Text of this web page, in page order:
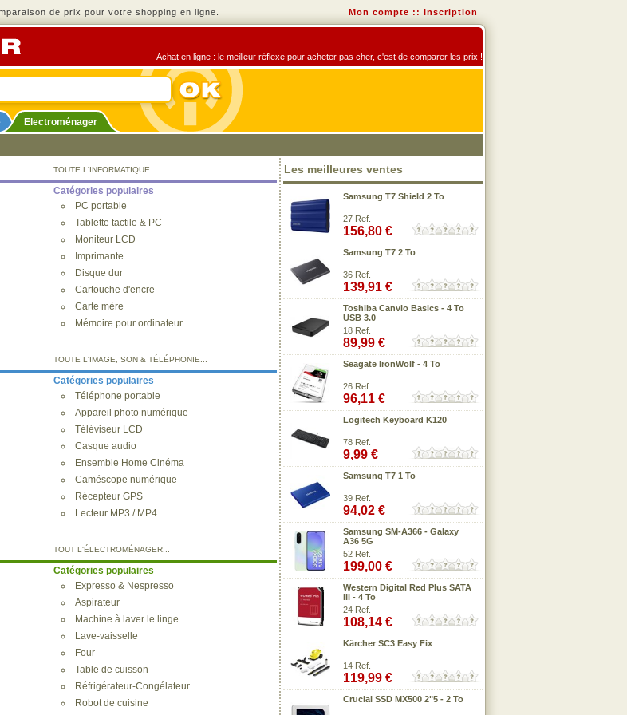
de prix pour votre shopping en ligne. Mon compte :: Inscription
Achat en ligne : le meilleur réflexe pour acheter pas cher, c'est de comparer les prix !
Electroménager
TOUTE L'INFORMATIQUE...
Catégories populaires
PC portable
Tablette tactile & PC
Moniteur LCD
Imprimante
Disque dur
Cartouche d'encre
Carte mère
Mémoire pour ordinateur
TOUTE L'IMAGE, SON & TÉLÉPHONIE...
Catégories populaires
Téléphone portable
Appareil photo numérique
Téléviseur LCD
Casque audio
Ensemble Home Cinéma
Caméscope numérique
Récepteur GPS
Lecteur MP3 / MP4
TOUT L'ÉLECTROMÉNAGER...
Catégories populaires
Expresso & Nespresso
Aspirateur
Machine à laver le linge
Lave-vaisselle
Four
Table de cuisson
Réfrigérateur-Congélateur
Robot de cuisine
Les meilleures ventes
Samsung T7 Shield 2 To
27 Ref.
156,80 €
Samsung T7 2 To
36 Ref.
139,91 €
Toshiba Canvio Basics - 4 To
USB 3.0
18 Ref.
89,99 €
Seagate IronWolf - 4 To
26 Ref.
96,11 €
Logitech Keyboard K120
78 Ref.
9,99 €
Samsung T7 1 To
39 Ref.
94,02 €
Samsung SM-A366 - Galaxy
A36 5G
52 Ref.
199,00 €
Western Digital Red Plus SATA
III - 4 To
24 Ref.
108,14 €
Kärcher SC3 Easy Fix
14 Ref.
119,99 €
Crucial SSD MX500 2"5 - 2 To